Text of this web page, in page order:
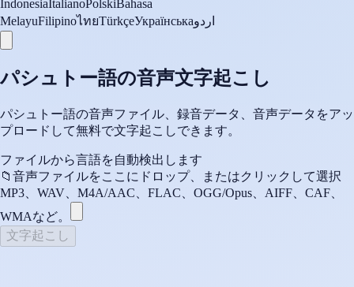
IndonesiaItalianoPolskiBahasa
MelayuFilipinoไทยTürkçeУкраїнськаاردو
パシュトー語の音声文字起こし
パシュトー語の音声ファイル、録音データ、音声データをアッ
プロードして無料で文字起こしできます。
ファイルから言語を自動検出します
📁 音声ファイルをここにドロップ、またはクリックして選択
MP3、WAV、M4A/AAC、FLAC、OGG/Opus、AIFF、CAF、
WMAなど。
文字起こし